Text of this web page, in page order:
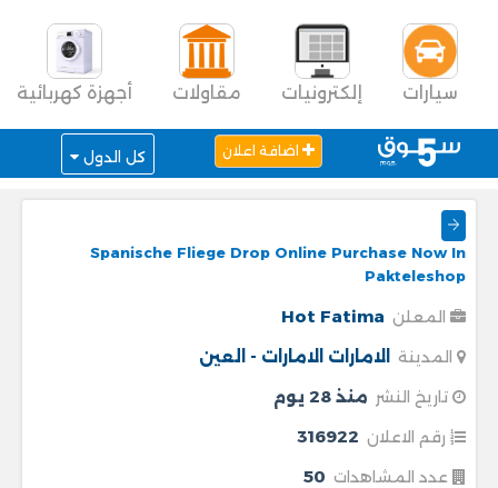
سيارات إلكترونيات مقاولات أجهزة كهربائية
اضافة اعلان كل الدول
Spanische Fliege Drop Online Purchase Now In
Pakteleshop
المعلن Hot Fatima
المدينة الامارات الامارات - العين
تاريخ النشر منذ 28 يوم
رقم الاعلان 316922
عدد المشاهدات 50